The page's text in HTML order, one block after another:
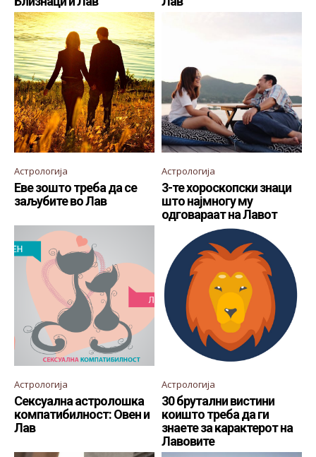
Астрологија
Еве зошто треба да се
заљубите во Лав
Астрологија
3-те хороскопски знаци
што најмногу му
одговараат на Лавот
Астрологија
Сексуална астролошка
компатибилност: Овен и
Лав
Астрологија
30 брутални вистини
коишто треба да ги
знаете за карактерот на
Лавовите